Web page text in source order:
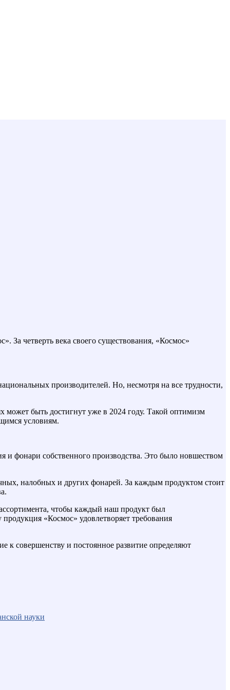
За четверть века своего существования, «Космос»
производителей. Но, несмотря на все трудности,
может быть достигнут уже в 2024 году. Такой оптимизм
условиям.
фонари собственного производства. Это было новшеством
налобных и других фонарей. За каждым продуктом стоит
чтобы каждый наш продукт был
«Космос» удовлетворяет требования
к совершенству и постоянное развитие определяют
науки